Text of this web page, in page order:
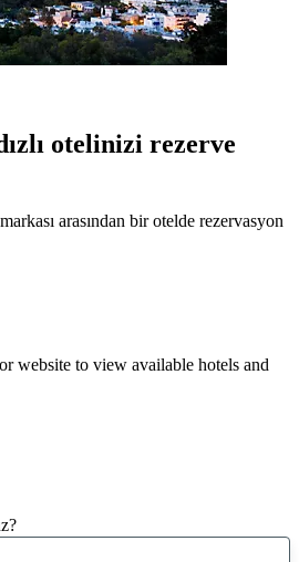
otelinizi rezerve
arasından bir otelde rezervasyon
website to view available hotels and